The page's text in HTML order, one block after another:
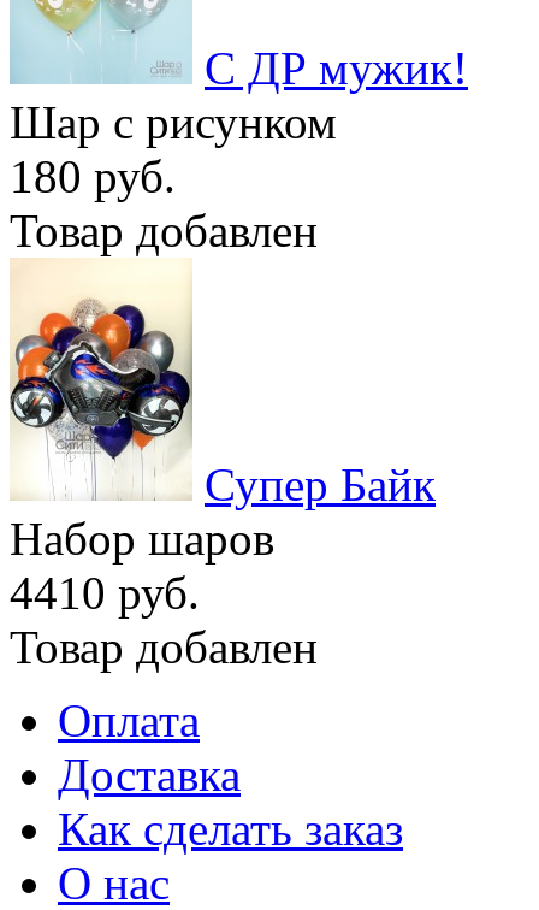
С ДР мужик!
Шар с рисунком
180 руб.
Товар добавлен
Супер Байк
Набор шаров
4410 руб.
Товар добавлен
Оплата
Доставка
Как сделать заказ
О нас